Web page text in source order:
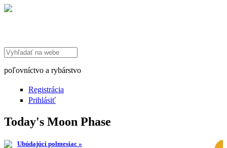
Search this site
poľovníctvo a rybárstvo
Registrácia
Prihlásiť
Today's Moon Phase
Ubúdajúci polmesiac »